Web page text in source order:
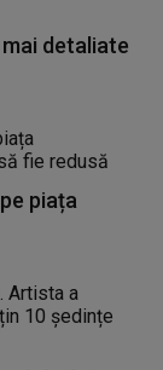
detaliate
piața